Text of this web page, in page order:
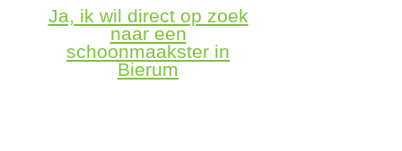
Ja, ik wil direct op zoek
naar een
schoonmaakster in
Bierum